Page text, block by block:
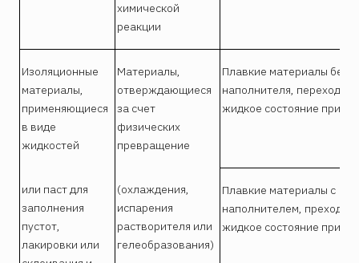
химической
реакции
Изоляционные
материалы,
применяющиеся
в виде
жидкостей
Материалы,
отверждающиеся
за счет
физических
превращение
Плавкие материалы без
наполнителя,
жидкое состояние при
или паст для
заполнения
пустот,
лакировки или
(охлаждения,
испарения
растворителя или
гелеобразования)
Плавкие материалы с
наполнителем,
жидкое состояние при